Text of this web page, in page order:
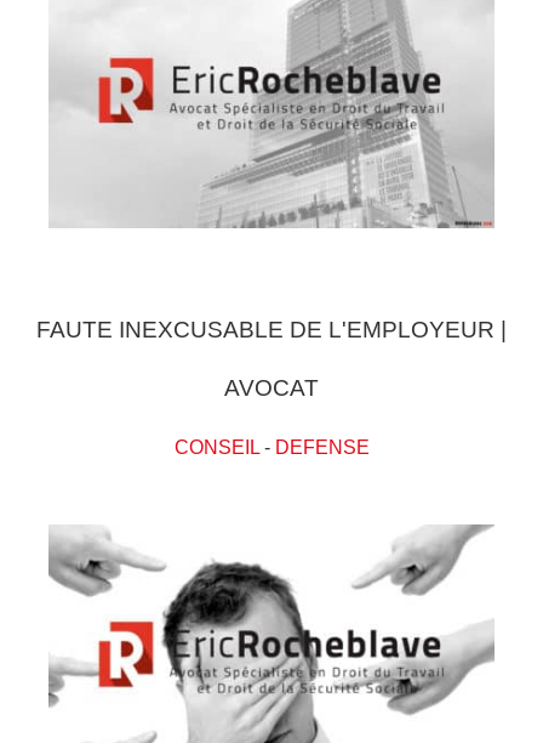
FAUTE INEXCUSABLE DE L'EMPLOYEUR |
AVOCAT
CONSEIL- DEFENSE